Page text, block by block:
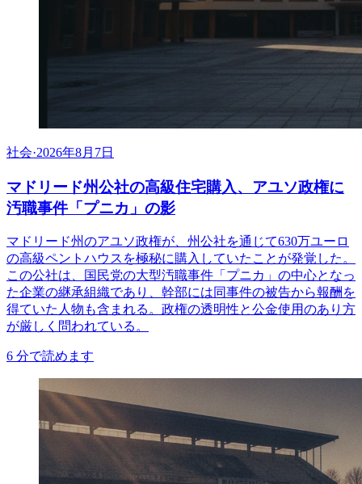
社会·2026年8月7日
マドリード州公社の高級住宅購入、アユソ政権に
汚職事件「プニカ」の影
マドリード州のアユソ政権が、州公社を通じて630万ユーロ
の高級ペントハウスを極秘に購入していたことが発覚した。
この公社は、国民党の大型汚職事件「プニカ」の中心となっ
た企業の継承組織であり、幹部には同事件の被告から報酬を
得ていた人物も含まれる。政権の透明性と公金使用のあり方
が厳しく問われている。
6 分で読めます